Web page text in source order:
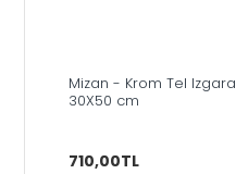
Mizan - Krom Tel Izgara
30X50 cm
710,00TL